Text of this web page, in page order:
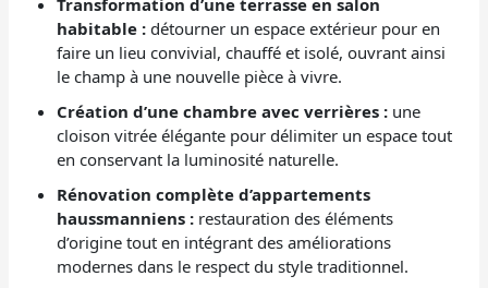
habitable : détourner un espace extérieur pour en
faire un lieu convivial, chauffé et isolé, ouvrant ainsi
le champ à une nouvelle pièce à vivre.
Création d’une chambre avec verrières : une
cloison vitrée élégante pour délimiter un espace tout
en conservant la luminosité naturelle.
Rénovation complète d’appartements
haussmanniens : restauration des éléments
d’origine tout en intégrant des améliorations
modernes dans le respect du style traditionnel.